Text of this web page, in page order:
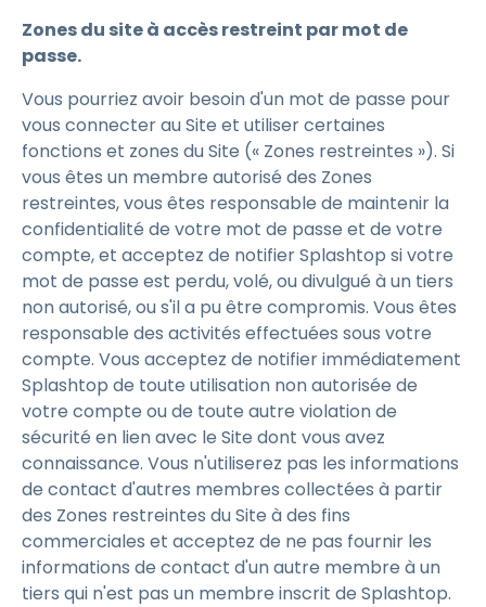
Zones du site à accès restreint par mot de
passe.
Vous pourriez avoir besoin d'un mot de passe pour
vous connecter au Site et utiliser certaines
fonctions et zones du Site (« Zones restreintes »). Si
vous êtes un membre autorisé des Zones
restreintes, vous êtes responsable de maintenir la
confidentialité de votre mot de passe et de votre
compte, et acceptez de notifier Splashtop si votre
mot de passe est perdu, volé, ou divulgué à un tiers
non autorisé, ou s'il a pu être compromis. Vous êtes
responsable des activités effectuées sous votre
compte. Vous acceptez de notifier immédiatement
Splashtop de toute utilisation non autorisée de
votre compte ou de toute autre violation de
sécurité en lien avec le Site dont vous avez
connaissance. Vous n'utiliserez pas les informations
de contact d'autres membres collectées à partir
des Zones restreintes du Site à des fins
commerciales et acceptez de ne pas fournir les
informations de contact d'un autre membre à un
tiers qui n'est pas un membre inscrit de Splashtop.